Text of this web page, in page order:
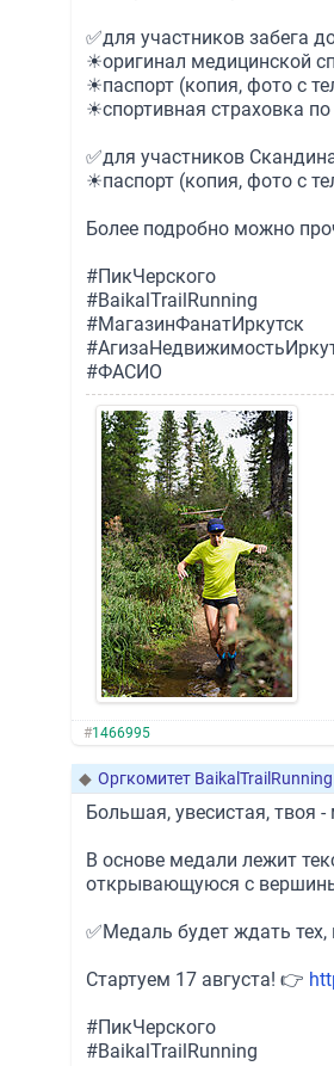
✅для участников забега
☀оригинал медицинской
☀паспорт (копия, фото с
☀спортивная страховка
✅для участников
☀паспорт (копия, фото с
Более подробно можно
#ПикЧерского
#BaikalTrailRunning
#МагазинФанатИркутск
#ФАСИО
#1466995
◆ Оргкомитет BaikalTrailRunning
Большая, увесистая,
В основе медали лежит
открывающуюся с
✅Медаль будет ждать
Стартуем 17 августа! 👉
#ПикЧерского
#BaikalTrailRunning